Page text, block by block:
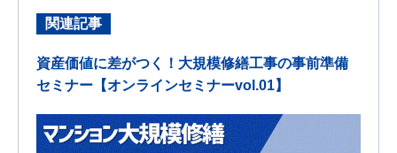
関連記事
資産価値に差がつく！大規模修繕工事の事前準備
セミナー【オンラインセミナーvol.01】